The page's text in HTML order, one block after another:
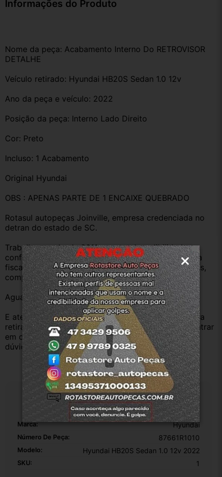
Informações do Produto
Nome da peça: Acabamento Interno Do RETROVISOR
DETALHE
Veículo retirado: Hyundai HB20S Sedan 1.0 12v
Ano da peça e veículo: 2022
Posição da peça: Interno Lado Direito
Cor: Preto
Incluso: 1 Acabamento
Original Hyundai
OBS : APENAS PARTE DE 1 ENCAIXE QUEBRADO
Rotasul autopeças Joinville, empresa credenciada no
detran do estado de SC.
Trabalhamos desde 2011 com total credibilidade e
confiança, todos nossos produtos contam com nota
fiscal e procedência, nossas peças são todas usadas,
compramos Somente veículos baixado no Detran.
Aguardamos sua pergunta ou compra.
E atenderemos o quanto antes, caso o cliente prefira
retirar na nossa loja física também aceitamos, só entrar
em contato com a equipe Rotasul e tiramos suas
dúvidas.
Especificações
Marca: Hyundai
Número De Peça: 87661R1010
Modelo: Hyundai HB20S Sedan 1.0 12v 2022
SKU: 1